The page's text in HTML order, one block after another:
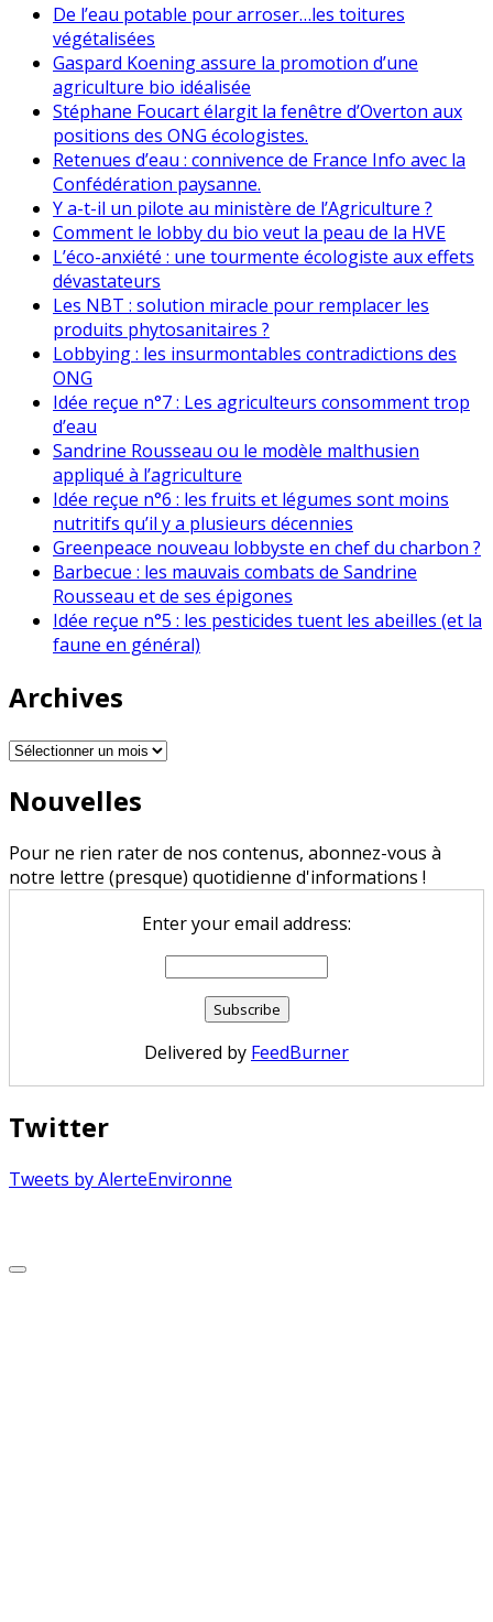
De l’eau potable pour arroser…les toitures
végétalisées
Gaspard Koening assure la promotion d’une
agriculture bio idéalisée
Stéphane Foucart élargit la fenêtre d’Overton aux
positions des ONG écologistes.
Retenues d’eau : connivence de France Info avec la
Confédération paysanne.
Y a-t-il un pilote au ministère de l’Agriculture ?
Comment le lobby du bio veut la peau de la HVE
L’éco-anxiété : une tourmente écologiste aux effets
dévastateurs
Les NBT : solution miracle pour remplacer les
produits phytosanitaires ?
Lobbying : les insurmontables contradictions des
ONG
Idée reçue n°7 : Les agriculteurs consomment trop
d’eau
Sandrine Rousseau ou le modèle malthusien
appliqué à l’agriculture
Idée reçue n°6 : les fruits et légumes sont moins
nutritifs qu’il y a plusieurs décennies
Greenpeace nouveau lobbyste en chef du charbon ?
Barbecue : les mauvais combats de Sandrine
Rousseau et de ses épigones
Idée reçue n°5 : les pesticides tuent les abeilles (et la
faune en général)
Archives
Archives
Nouvelles
Pour ne rien rater de nos contenus, abonnez-vous à
notre lettre (presque) quotidienne d'informations !
Enter your email address:
Delivered by FeedBurner
Twitter
Tweets by AlerteEnvironne
Scroll